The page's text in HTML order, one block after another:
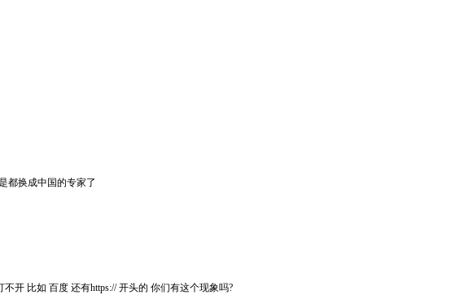
都换成中国的专家了
开 比如 百度 还有https:// 开头的 你们有这个现象吗?